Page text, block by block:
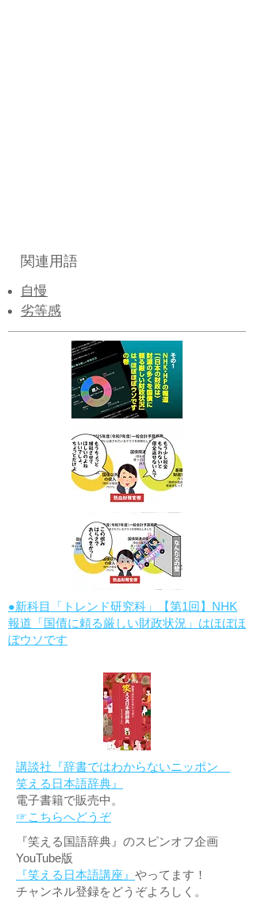
関連用語
自慢
劣等感
●新科目「トレンド研究科」【第1回】NHK
報道「国債に頼る厳しい財政状況」はほぼほ
ぼウソです
講談社『辞書ではわからないニッポン
笑える日本語辞典』
電子書籍で販売中。
☞こちらへどうぞ
『笑える国語辞典』のスピンオフ企画
YouTube版
『笑える日本語講座』 やってます！
チャンネル登録をどうぞよろしく。